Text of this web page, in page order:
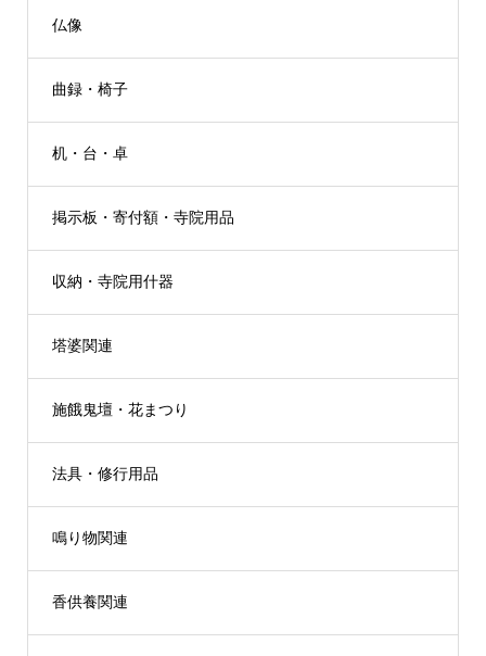
仏像
曲録・椅子
机・台・卓
掲示板・寄付額・寺院用品
収納・寺院用什器
塔婆関連
施餓鬼壇・花まつり
法具・修行用品
鳴り物関連
香供養関連